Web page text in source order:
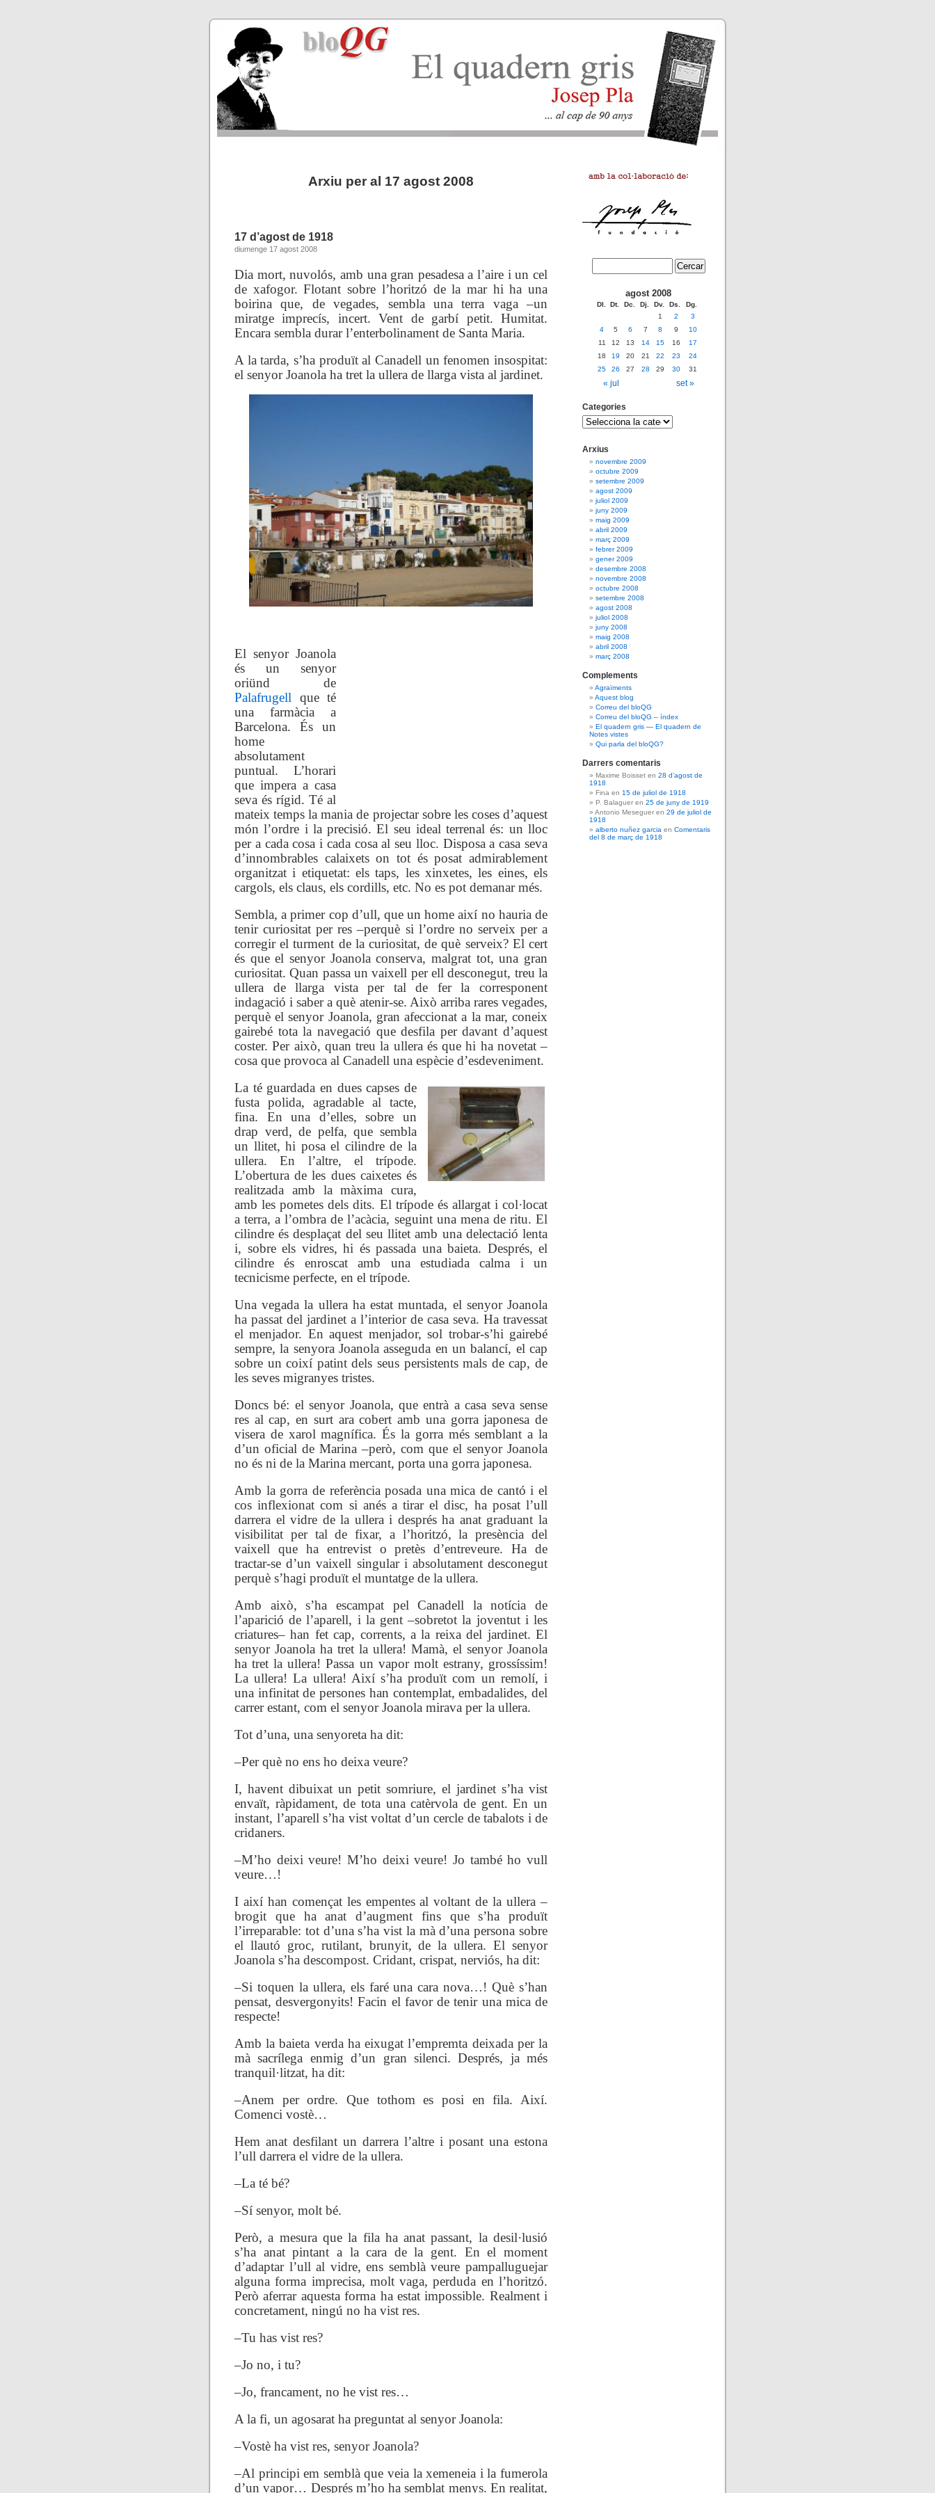
Arxiu per al 17 agost 2008
17 d’agost de 1918
diumenge 17 agost 2008
Dia mort, nuvolós, amb una gran pesadesa a l’aire i un cel
de xafogor. Flotant sobre l’horitzó de la mar hi ha una
boirina que, de vegades, sembla una terra vaga –un
miratge imprecís, incert. Vent de garbí petit. Humitat.
Encara sembla durar l’enterbolinament de Santa Maria.
A la tarda, s’ha produït al Canadell un fenomen insospitat:
el senyor Joanola ha tret la ullera de llarga vista al jardinet.
El senyor Joanola
és un senyor
oriünd de
Palafrugell que té
una farmàcia a
Barcelona. És un
home
absolutament
puntual. L’horari
que impera a casa
seva és rígid. Té al
mateix temps la mania de projectar sobre les coses d’aquest
món l’ordre i la precisió. El seu ideal terrenal és: un lloc
per a cada cosa i cada cosa al seu lloc. Disposa a casa seva
d’innombrables calaixets on tot és posat admirablement
organitzat i etiquetat: els taps, les xinxetes, les eines, els
cargols, els claus, els cordills, etc. No es pot demanar més.
Sembla, a primer cop d’ull, que un home així no hauria de
tenir curiositat per res –perquè si l’ordre no serveix per a
corregir el turment de la curiositat, de què serveix? El cert
és que el senyor Joanola conserva, malgrat tot, una gran
curiositat. Quan passa un vaixell per ell desconegut, treu la
ullera de llarga vista per tal de fer la corresponent
indagació i saber a què atenir-se. Això arriba rares vegades,
perquè el senyor Joanola, gran afeccionat a la mar, coneix
gairebé tota la navegació que desfila per davant d’aquest
coster. Per això, quan treu la ullera és que hi ha novetat –
cosa que provoca al Canadell una espècie d’esdeveniment.
La té guardada en dues capses de
fusta polida, agradable al tacte,
fina. En una d’elles, sobre un
drap verd, de pelfa, que sembla
un llitet, hi posa el cilindre de la
ullera. En l’altre, el trípode.
L’obertura de les dues caixetes és
realitzada amb la màxima cura,
amb les pometes dels dits. El trípode és allargat i col·locat
a terra, a l’ombra de l’acàcia, seguint una mena de ritu. El
cilindre és desplaçat del seu llitet amb una delectació lenta
i, sobre els vidres, hi és passada una baieta. Després, el
cilindre és enroscat amb una estudiada calma i un
tecnicisme perfecte, en el trípode.
Una vegada la ullera ha estat muntada, el senyor Joanola
ha passat del jardinet a l’interior de casa seva. Ha travessat
el menjador. En aquest menjador, sol trobar-s’hi gairebé
sempre, la senyora Joanola asseguda en un balancí, el cap
sobre un coixí patint dels seus persistents mals de cap, de
les seves migranyes tristes.
Doncs bé: el senyor Joanola, que entrà a casa seva sense
res al cap, en surt ara cobert amb una gorra japonesa de
visera de xarol magnífica. És la gorra més semblant a la
d’un oficial de Marina –però, com que el senyor Joanola
no és ni de la Marina mercant, porta una gorra japonesa.
Amb la gorra de referència posada una mica de cantó i el
cos inflexionat com si anés a tirar el disc, ha posat l’ull
darrera el vidre de la ullera i després ha anat graduant la
visibilitat per tal de fixar, a l’horitzó, la presència del
vaixell que ha entrevist o pretès d’entreveure. Ha de
tractar-se d’un vaixell singular i absolutament desconegut
perquè s’hagi produït el muntatge de la ullera.
Amb això, s’ha escampat pel Canadell la notícia de
l’aparició de l’aparell, i la gent –sobretot la joventut i les
criatures– han fet cap, corrents, a la reixa del jardinet. El
senyor Joanola ha tret la ullera! Mamà, el senyor Joanola
ha tret la ullera! Passa un vapor molt estrany, grossíssim!
La ullera! La ullera! Així s’ha produït com un remolí, i
una infinitat de persones han contemplat, embadalides, del
carrer estant, com el senyor Joanola mirava per la ullera.
Tot d’una, una senyoreta ha dit:
–Per què no ens ho deixa veure?
I, havent dibuixat un petit somriure, el jardinet s’ha vist
envaït, ràpidament, de tota una catèrvola de gent. En un
instant, l’aparell s’ha vist voltat d’un cercle de tabalots i de
cridaners.
–M’ho deixi veure! M’ho deixi veure! Jo també ho vull
veure…!
I així han començat les empentes al voltant de la ullera –
brogit que ha anat d’augment fins que s’ha produït
l’irreparable: tot d’una s’ha vist la mà d’una persona sobre
el llautó groc, rutilant, brunyit, de la ullera. El senyor
Joanola s’ha descompost. Cridant, crispat, nerviós, ha dit:
–Si toquen la ullera, els faré una cara nova…! Què s’han
pensat, desvergonyits! Facin el favor de tenir una mica de
respecte!
Amb la baieta verda ha eixugat l’empremta deixada per la
mà sacrílega enmig d’un gran silenci. Després, ja més
tranquil·litzat, ha dit:
–Anem per ordre. Que tothom es posi en fila. Així.
Comenci vostè…
Hem anat desfilant un darrera l’altre i posant una estona
l’ull darrera el vidre de la ullera.
–La té bé?
–Sí senyor, molt bé.
Però, a mesura que la fila ha anat passant, la desil·lusió
s’ha anat pintant a la cara de la gent. En el moment
d’adaptar l’ull al vidre, ens semblà veure pampalluguejar
alguna forma imprecisa, molt vaga, perduda en l’horitzó.
Però aferrar aquesta forma ha estat impossible. Realment i
concretament, ningú no ha vist res.
–Tu has vist res?
–Jo no, i tu?
–Jo, francament, no he vist res…
A la fi, un agosarat ha preguntat al senyor Joanola:
–Vostè ha vist res, senyor Joanola?
–Al principi em semblà que veia la xemeneia i la fumerola
d’un vapor… Després m’ho ha semblat menys. En realitat,
agost 2008
Dl. Dt. Dc. Dj. Dv. Ds. Dg.
« jul set »
1 2
3
4
5 6 7 8 9
10
11
12 13 14 15 16
17
18
19 20 21 22 23
24
25
26 27 28 29 30 31
Categories
Arxius
novembre 2009
octubre 2009
setembre 2009
agost 2009
juliol 2009
juny 2009
maig 2009
abril 2009
març 2009
febrer 2009
gener 2009
desembre 2008
novembre 2008
octubre 2008
setembre 2008
agost 2008
juliol 2008
juny 2008
maig 2008
abril 2008
març 2008
Complements
Agraïments
Aquest blog
Correu del bloQG
Correu del bloQG – índex
El quadern gris — El quadern de
Notes vistes
Qui parla del bloQG?
Darrers comentaris
Maxime Boisset en 28 d’agost de
1918
Fina en 15 de juliol de 1918
P. Balaguer en 25 de juny de 1919
Antonio Meseguer en 29 de juliol de
1918
alberto nuñez garcia en Comentaris
del 8 de març de 1918